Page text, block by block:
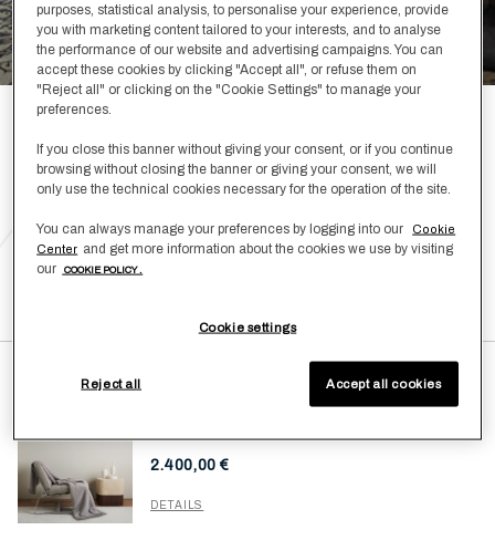
RAYS, BASKET WEAVE,
PASSEPARTOUT, KNOP
DEN LOOK SHOPPEN
2.400,00 €
DETAILS
purposes, statistical analysis, to personalise your experience, provide
you with marketing content tailored to your interests, and to analyse
the performance of our website and advertising campaigns. You can
accept these cookies by clicking "Accept all", or refuse them on
"Reject all" or clicking on the "Cookie Settings" to manage your
preferences.
If you close this banner without giving your consent, or if you continue
browsing without closing the banner or giving your consent, we will
only use the technical cookies necessary for the operation of the site.
You can always manage your preferences by logging into our
Cookie
Center and get more information about the cookies we use by visiting
our
COOKIE POLICY .
Cookie settings
Reject all Accept all cookies